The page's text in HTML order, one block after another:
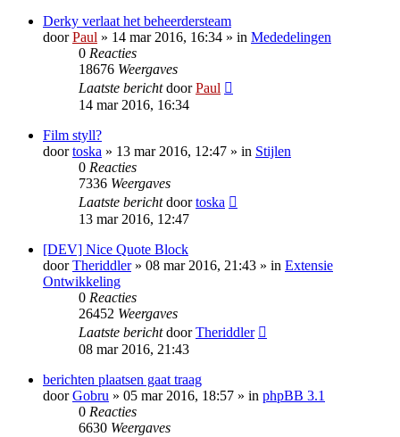
Derky verlaat het beheerdersteam
doorPaul » 14 mar 2016, 16:34 » in Mededelingen
0 Reacties
18676 Weergaves
Laatste berichtdoorPaul
14 mar 2016, 16:34
Film styll?
doortoska » 13 mar 2016, 12:47 » in Stijlen
0 Reacties
7336 Weergaves
Laatste berichtdoortoska
13 mar 2016, 12:47
[DEV] Nice Quote Block
doorTheriddler» 08 mar 2016, 21:43 » in Extensie
Ontwikkeling
0 Reacties
26452 Weergaves
Laatste berichtdoorTheriddler
08 mar 2016, 21:43
berichten plaatsen gaat traag
doorGobru » 05 mar 2016, 18:57 » in phpBB 3.1
0 Reacties
6630 Weergaves